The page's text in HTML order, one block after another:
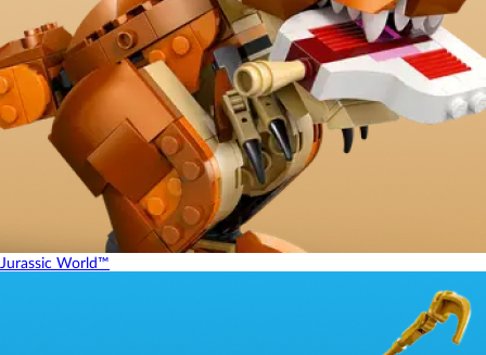
Jurassic World™